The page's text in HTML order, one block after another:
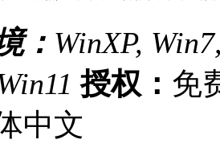
： WinXP,
授权： 免
中文